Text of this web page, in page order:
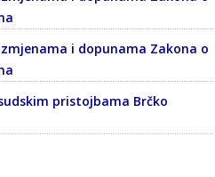
i dopunama Zakona o
pristojbama Brčko